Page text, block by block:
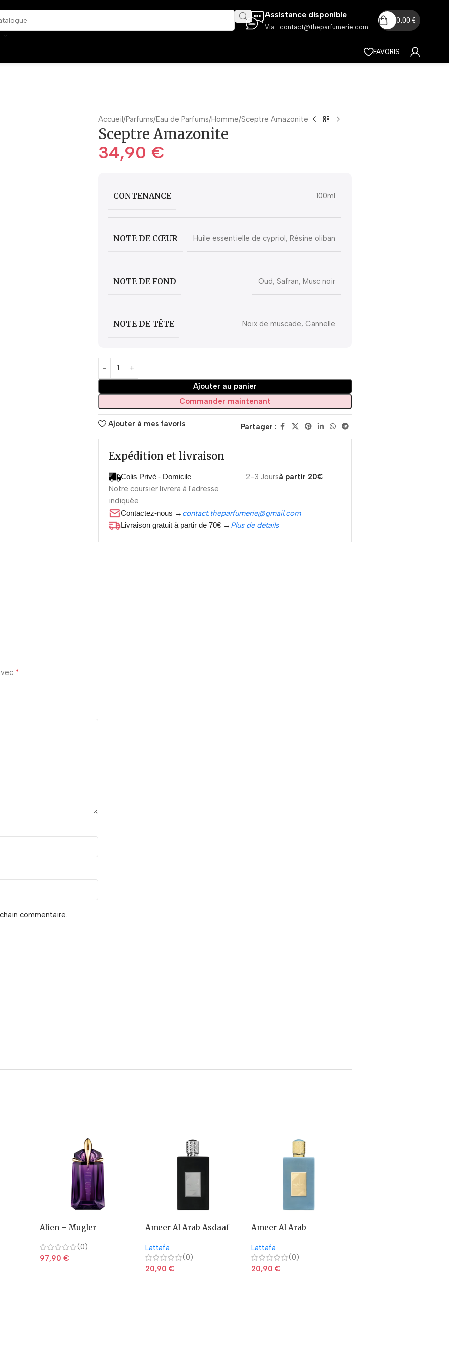
Assistance disponible
Via : contact@theparfumerie.com
0,00 €
FAVORIS
*
commentaire.
Accueil Parfums Eau de Parfums Homme Sceptre Amazonite
Sceptre Amazonite
34,90 €
CONTENANCE 100ml
NOTE DE CŒUR Huile essentielle de cypriol, Résine oliban
NOTE DE FOND Oud, Safran, Musc noir
NOTE DE TÊTE Noix de muscade, Cannelle
Ajouter au panier
Commander maintenant
Ajouter à mes favoris Partager :
Expédition et livraison
Colis Privé - Domicile
Notre coursier livrera à l'adresse
indiquée
2-3 Joursà partir 20€
Contactez-nous → contact.theparfumerie@gmail.com
Livraison gratuit à partir de 70€ → Plus de détails
Alien – Mugler
(0)
97,90€
Ameer Al Arab Asdaaf
Lattafa
(0)
20,90€
Ameer Al Arab
Lattafa
(0)
20,90 €